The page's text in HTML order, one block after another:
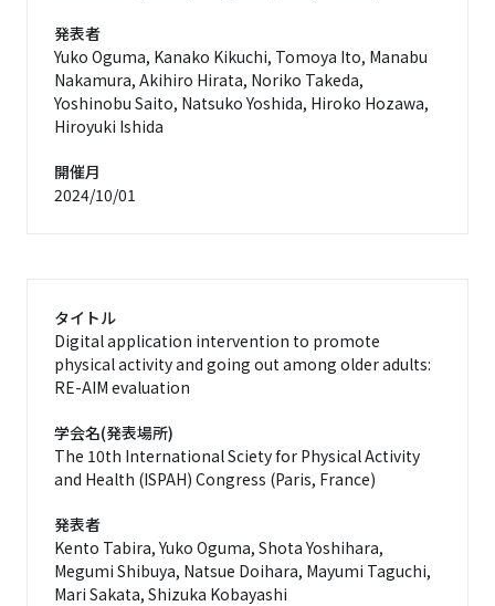
発表者
Yuko Oguma, Kanako Kikuchi, Tomoya Ito, Manabu
Nakamura, Akihiro Hirata, Noriko Takeda,
Yoshinobu Saito, Natsuko Yoshida, Hiroko Hozawa,
Hiroyuki Ishida
開催月
2024/10/01
タイトル
Digital application intervention to promote
physical activity and going out among older adults:
RE-AIM evaluation
学会名(発表場所)
The 10th International Sciety for Physical Activity
and Health (ISPAH) Congress (Paris, France)
発表者
Kento Tabira, Yuko Oguma, Shota Yoshihara,
Megumi Shibuya, Natsue Doihara, Mayumi Taguchi,
Mari Sakata, Shizuka Kobayashi